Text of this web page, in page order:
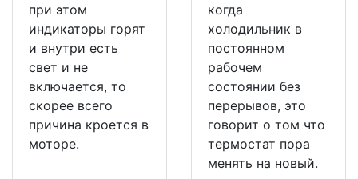
при этом
индикаторы горят
и внутри есть
свет и не
включается, то
скорее всего
причина кроется в
моторе.
когда
холодильник в
постоянном
рабочем
состоянии без
перерывов, это
говорит о том что
термостат пора
менять на новый.